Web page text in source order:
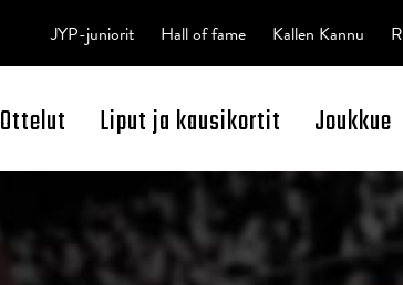
Open Search
Ottelut Liput ja kausikortit Joukkue
JYP-juniorit Hall of fame Kallen Kannu